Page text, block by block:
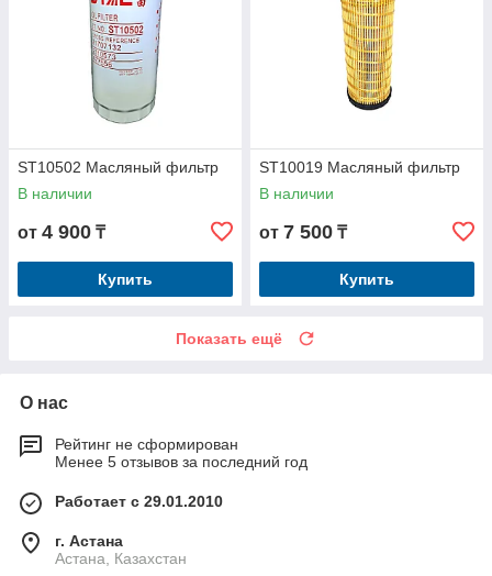
ST10502 Масляный фильтр
В наличии
от 4 900 ₸
Купить
ST10019 Масляный фильтр
В наличии
от 7 500 ₸
Купить
Показать ещё
О нас
Рейтинг не сформирован
Менее 5 отзывов за последний год
Работает с 29.01.2010
г. Астана
Астана, Казахстан